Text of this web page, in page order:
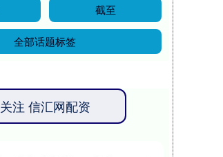
截至
全部话题标签
关注 信汇网配资